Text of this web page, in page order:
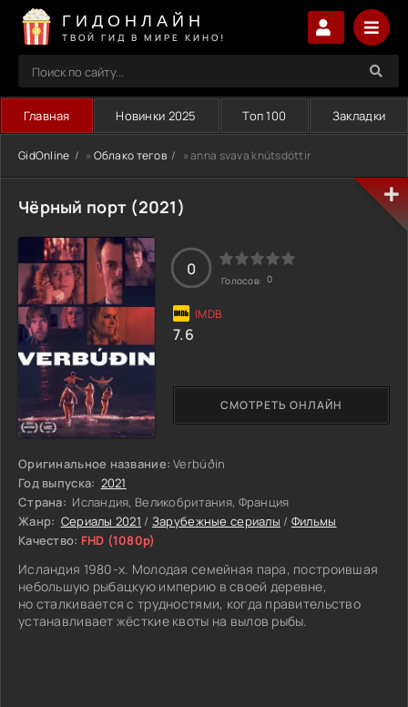
ГИДОНЛАЙН
ТВОЙ ГИД В МИРЕ КИНО!
Главная Новинки 2025 Топ 100 Закладки
GidOnline » Облако тегов » anna svava knútsdóttir
Чёрный порт (2021)
Оригинальное название: Verbúðin
Год выпуска: 2021
Страна: Исландия, Великобритания, Франция
Жанр: Сериалы 2021 / Зарубежные сериалы / Фильмы
Качество: FHD (1080p)
Исландия 1980-х. Молодая семейная пара, построившая
небольшую рыбацкую империю в своей деревне,
но сталкивается с трудностями, когда правительство
устанавливает жёсткие квоты на вылов рыбы.
СМОТРЕТЬ ОНЛАЙН
0
Голосов: 0
7.6